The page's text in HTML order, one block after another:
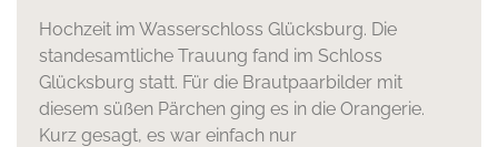
Hochzeit im Wasserschloss Glücksburg. Die
standesamtliche Trauung fand im Schloss
Glücksburg statt. Für die Brautpaarbilder mit
diesem süßen Pärchen ging es in die Orangerie.
Kurz gesagt, es war einfach nur